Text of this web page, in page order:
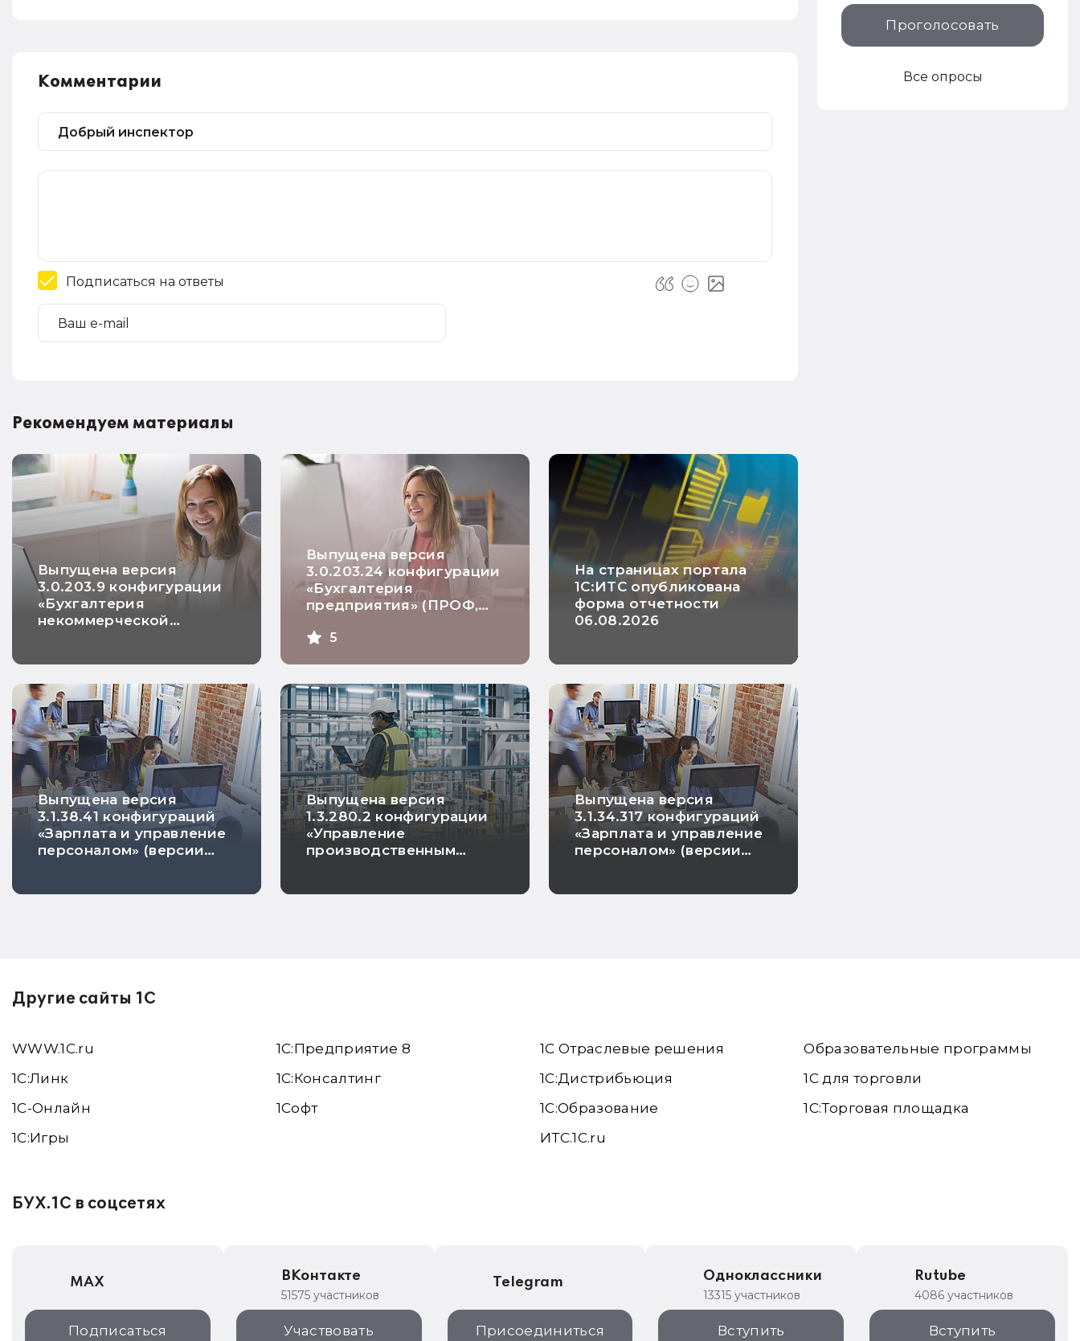
Комментарии
Подписаться на ответы
Рекомендуем материалы
Выпущена версия
3.0.203.9 конфигурации
«Бухгалтерия
некоммерческой
Выпущена версия
3.0.203.24 конфигурации
«Бухгалтерия
предприятия» (ПРОФ,
5
На страницах портала
1С:ИТС опубликована
форма отчетности
06.08.2026
Выпущена версия
3.1.38.41 конфигураций
«Зарплата и управление
персоналом» (версии
Выпущена версия
1.3.280.2 конфигурации
«Управление
производственным
Выпущена версия
3.1.34.317 конфигураций
«Зарплата и управление
персоналом» (версии
Проголосовать
Все опросы
Другие сайты 1С
WWW.1С.ru
1С:Линк
1С-Онлайн
1C:Игры
1С:Предприятие 8
1С:Консалтинг
1Софт
1С Отраслевые решения
1С:Дистрибьюция
1С:Образование
ИТС.1C.ru
Образовательные программы
1С для торговли
1С:Торговая площадка
БУХ.1С в соцсетях
MAX
Подписаться
ВКонтакте
51575 участников
Участвовать
Telegram
Присоединиться
Одноклассники
13315 участников
Вступить
Rutube
4086 участников
Вступить